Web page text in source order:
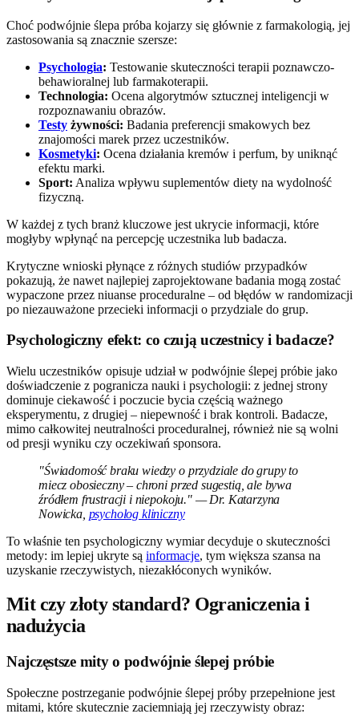
Choć podwójnie ślepa próba kojarzy się głównie z farmakologią, jej
zastosowania są znacznie szersze:
Psychologia: Testowanie skuteczności terapii poznawczo-
behawioralnej lub farmakoterapii.
Technologia: Ocena algorytmów sztucznej inteligencji w
rozpoznawaniu obrazów.
Testy żywności: Badania preferencji smakowych bez
znajomości marek przez uczestników.
Kosmetyki: Ocena działania kremów i perfum, by uniknąć
efektu marki.
Sport: Analiza wpływu suplementów diety na wydolność
fizyczną.
W każdej z tych branż kluczowe jest ukrycie informacji, które
mogłyby wpłynąć na percepcję uczestnika lub badacza.
Krytyczne wnioski płynące z różnych studiów przypadków
pokazują, że nawet najlepiej zaprojektowane badania mogą zostać
wypaczone przez niuanse proceduralne – od błędów w randomizacji
po niezauważone przecieki informacji o przydziale do grup.
Psychologiczny efekt: co czują uczestnicy i badacze?
Wielu uczestników opisuje udział w podwójnie ślepej próbie jako
doświadczenie z pogranicza nauki i psychologii: z jednej strony
dominuje ciekawość i poczucie bycia częścią ważnego
eksperymentu, z drugiej – niepewność i brak kontroli. Badacze,
mimo całkowitej neutralności proceduralnej, również nie są wolni
od presji wyniku czy oczekiwań sponsora.
"Świadomość braku wiedzy o przydziale do grupy to
miecz obosieczny – chroni przed sugestią, ale bywa
źródłem frustracji i niepokoju." — Dr. Katarzyna
Nowicka, psycholog kliniczny
To właśnie ten psychologiczny wymiar decyduje o skuteczności
metody: im lepiej ukryte są informacje, tym większa szansa na
uzyskanie rzeczywistych, niezakłóconych wyników.
Mit czy złoty standard? Ograniczenia i
nadużycia
Najczęstsze mity o podwójnie ślepej próbie
Społeczne postrzeganie podwójnie ślepej próby przepełnione jest
mitami, które skutecznie zaciemniają jej rzeczywisty obraz: